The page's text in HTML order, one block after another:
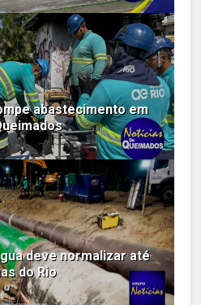
abastecimento em
deve normalizar até
do Rio